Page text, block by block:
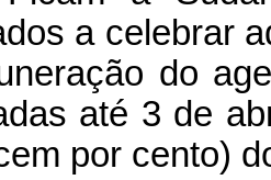
a celebrar
do
até 3 de
por cento)